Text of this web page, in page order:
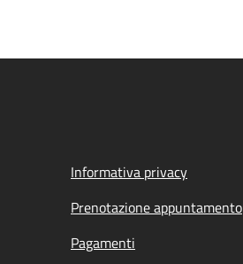
Informativa privacy
Prenotazione appuntamento
Pagamenti